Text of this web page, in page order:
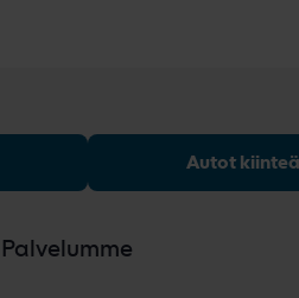
Autot
Palvelumme